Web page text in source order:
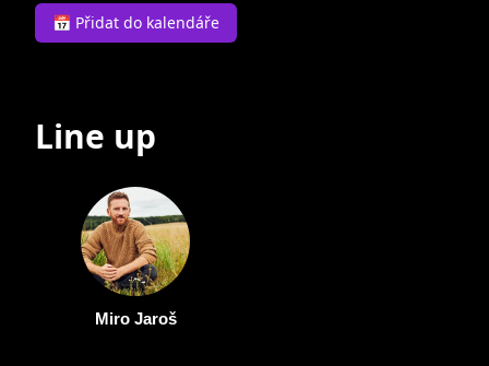
📅 Přidat do kalendáře
Line up
Miro Jaroš